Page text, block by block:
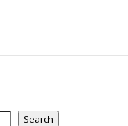
Search